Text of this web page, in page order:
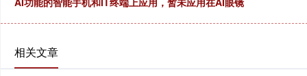
相关文章